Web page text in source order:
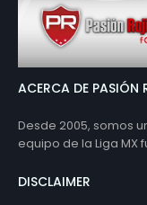
ACERCA DE PASIÓN
Desde 2005, somos
equipo de la Liga MX
DISCLAIMER